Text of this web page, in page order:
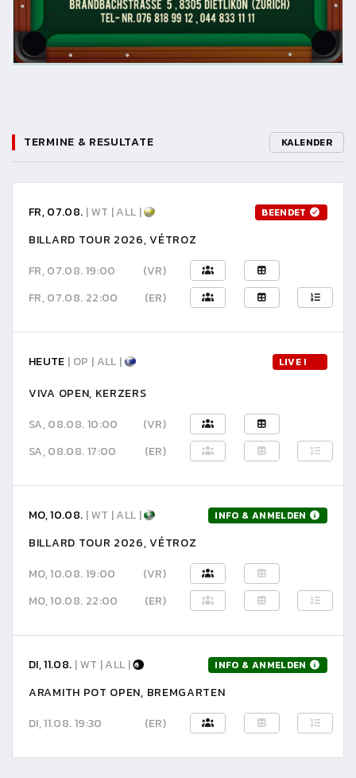
TERMINE & RESULTATE KALENDER
FR, 07.08. | WT | ALL | BEENDET
BILLARD TOUR 2026, VÉTROZ
FR, 07.08. 19:00
(VR)
FR, 07.08. 22:00
(ER)
HEUTE | OP | ALL | LIVE !
VIVA OPEN, KERZERS
SA, 08.08. 10:00
(VR)
SA, 08.08. 17:00
(ER)
MO, 10.08. | WT | ALL | INFO & ANMELDEN
BILLARD TOUR 2026, VÉTROZ
MO, 10.08. 19:00
(VR)
MO, 10.08. 22:00
(ER)
DI, 11.08. | WT | ALL | INFO & ANMELDEN
ARAMITH POT OPEN, BREMGARTEN
DI, 11.08. 19:30
(ER)